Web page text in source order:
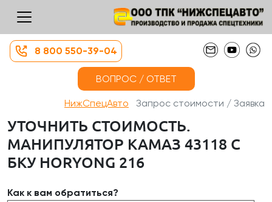
8 800 550-39-04
ВОПРОС / ОТВЕТ
НижСпецАвто Запрос стоимости / Заявка
УТОЧНИТЬ СТОИМОСТЬ.
МАНИПУЛЯТОР КАМАЗ 43118 С
БКУ HORYONG 216
Как к вам обратиться?